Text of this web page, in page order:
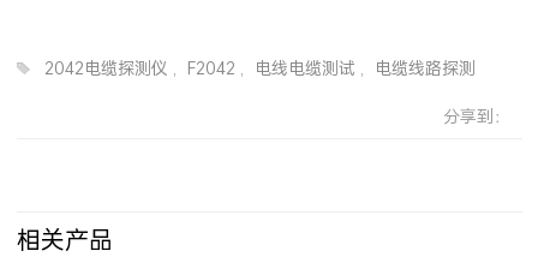
2042电缆探测仪 , F2042 , 电线电缆测试 , 电缆线路探测
分享到：
相关产品